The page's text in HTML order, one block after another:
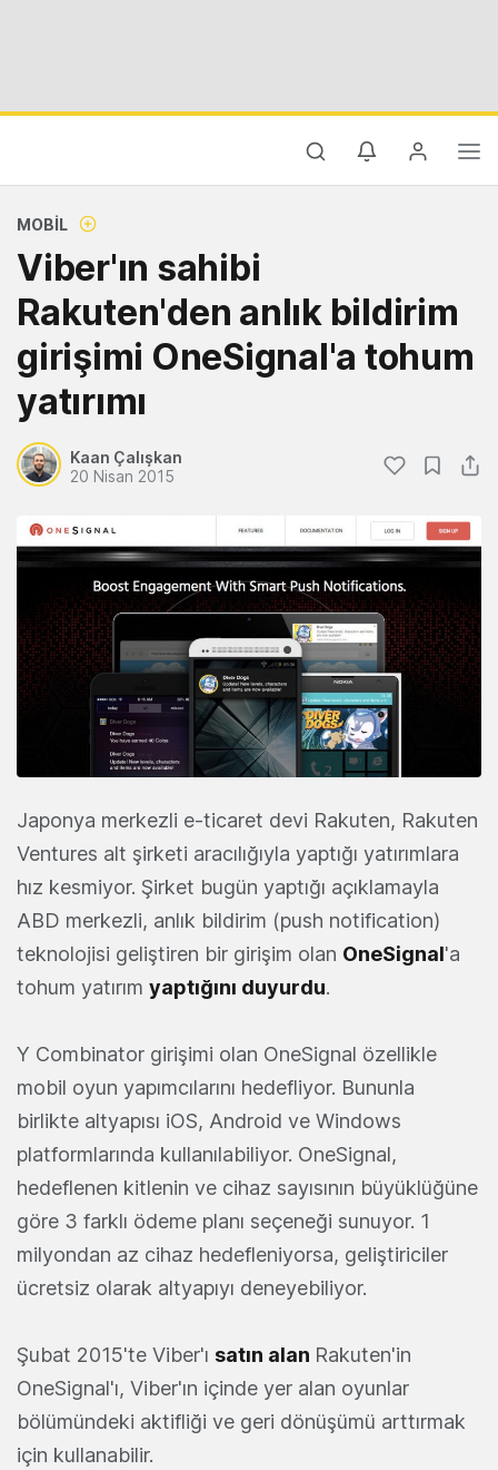
MOBIL
Viber'ın sahibi
Rakuten'den anlık bildirim
girişimi OneSignal'a tohum
yatırımı
Kaan Çalışkan
20 Nisan 2015
Japonya merkezli e-ticaret devi Rakuten, Rakuten
Ventures alt şirketi aracılığıyla yaptığı yatırımlara
hız kesmiyor. Şirket bugün yaptığı açıklamayla
ABD merkezli, anlık bildirim (push notification)
teknolojisi geliştiren bir girişim olan OneSignal'a
tohum yatırım yaptığını duyurdu.
Y Combinator girişimi olan OneSignal özellikle
mobil oyun yapımcılarını hedefliyor. Bununla
birlikte altyapısı iOS, Android ve Windows
platformlarında kullanılabiliyor. OneSignal,
hedeflenen kitlenin ve cihaz sayısının büyüklüğüne
göre 3 farklı ödeme planı seçeneği sunuyor. 1
milyondan az cihaz hedefleniyorsa, geliştiriciler
ücretsiz olarak altyapıyı deneyebiliyor.
Şubat 2015'te Viber'ı satın alan Rakuten'in
OneSignal'ı, Viber'ın içinde yer alan oyunlar
bölümündeki aktifliği ve geri dönüşümü arttırmak
için kullanabilir.